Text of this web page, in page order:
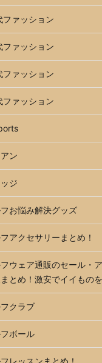
ファッション
ァッション
ファッション
ファッション
ン
ジ
お悩み解決グッズ
アクセサリーまとめ！
ウェア通販のセール・
とめ！激安でイイものを
クラブ
ボール
レッスンまとめ！